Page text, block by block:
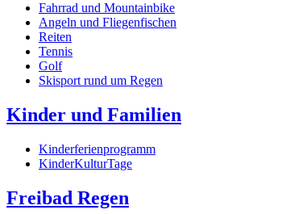
Fahrrad und Mountainbike
Angeln und Fliegenfischen
Reiten
Tennis
Golf
Skisport rund um Regen
Kinder und Familien
Kinderferienprogramm
KinderKulturTage
Freibad Regen